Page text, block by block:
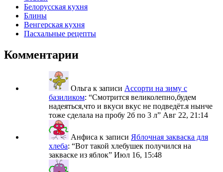
Белорусская кухня
Блины
Венгерская кухня
Пасхальные рецепты
Комментарии
Ольга к записи Ассорти на зиму с
базиликом: “Смотрится великолепно,будем
надеяться,что и вкуси вкус не подведёт.я нынче
тоже сделала на пробу 2б по 3 л” Авг 22, 21:14
Анфиса к записи Яблочная закваска для
хлеба: “Вот такой хлебушек получился на
закваске из яблок” Июл 16, 15:48